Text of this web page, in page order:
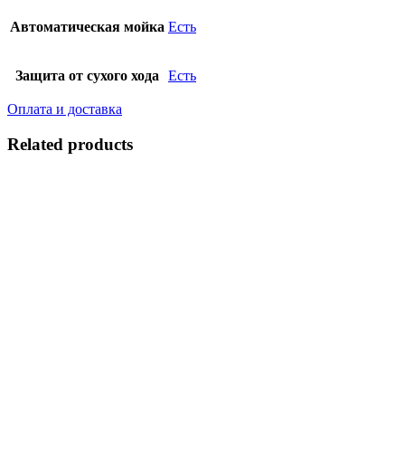
Автоматическая мойка Есть
Защита от сухого хода Есть
Оплата и доставка
Related products